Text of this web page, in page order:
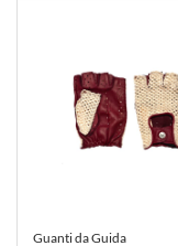
Guanti da Guida